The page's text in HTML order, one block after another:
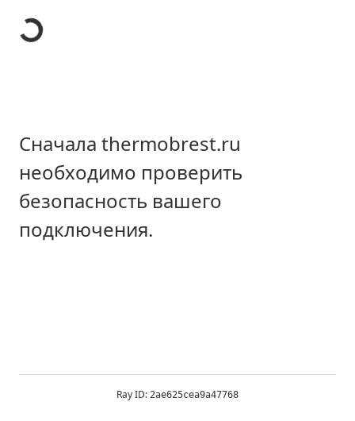
Сначала thermobrest.ru
необходимо проверить
безопасность вашего
подключения.
Ray ID: 2ae625cea9a47768